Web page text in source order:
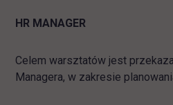
HR MANAGER
Celem warsztatów jest
Managera, w zakresie